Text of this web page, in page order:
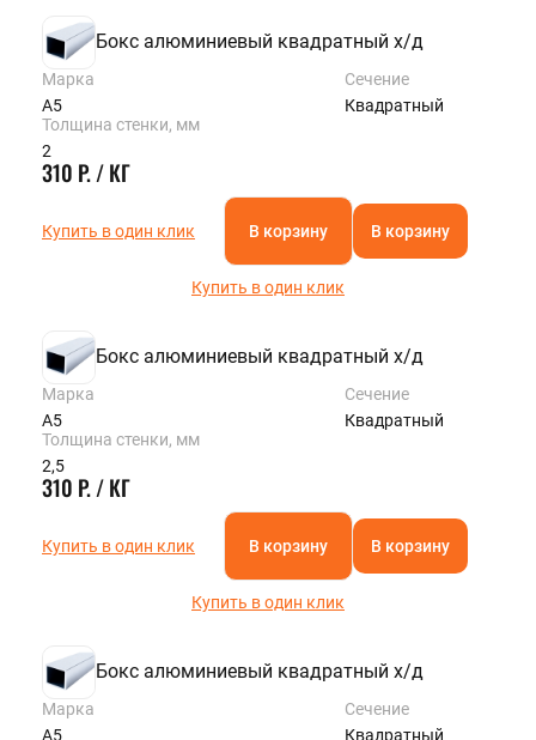
Бокс алюминиевый квадратный х/д
Марка
А5
Сечение
Квадратный
Толщина стенки, мм
2
310 Р. / КГ
Купить в один клик В корзину В корзину
Купить в один клик
Бокс алюминиевый квадратный х/д
Марка
А5
Сечение
Квадратный
Толщина стенки, мм
2,5
310 Р. / КГ
Купить в один клик В корзину В корзину
Купить в один клик
Бокс алюминиевый квадратный х/д
Марка
А5
Сечение
Квадратный